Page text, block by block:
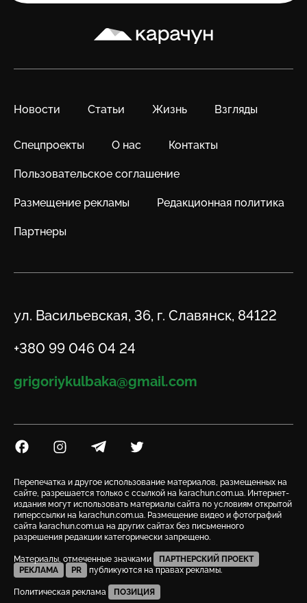
Карачун
Новости Статьи Жизнь Взгляды
Спецпроекты О нас Контакты
Пользовательское соглашение
Размещение рекламы Редакционная политика
Партнеры
Адрес
ул. Васильевская, 36, г. Славянск, 84122
Телефон
+380 99 046 04 24
Email
grigoriykulbaka@gmail.com
Посилання на Facebook
Посилання на Instagram
Посилання на Telegram
Посилання на Twitter
Перепечатка и другое использование материалов, размещенных на
сайте, разрешается только с ссылкой на karachun.com.ua. Интернет-
издания могут использовать материалы сайта по условиям открытой
гиперссылки на karachun.com.ua. Размещение видео и фотографий
сайта karachun.com.ua на других сайтах без письменного
разрешения редакции категорически запрещено.
Материалы, отмеченные значками
ПАРТНЕРСКИЙ ПРОЕКТ
РЕКЛАМА
PR публикуются на правах рекламы.
Политическая реклама ПОЗИЦИЯ